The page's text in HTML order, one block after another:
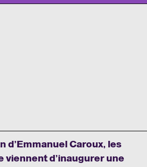
d’Emmanuel Caroux, les
viennent d’inaugurer une